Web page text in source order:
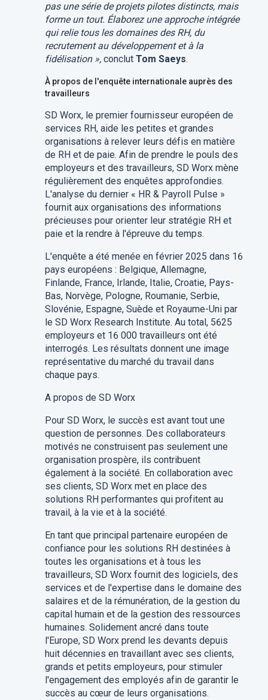
pas une série de projets pilotes distincts, mais
forme un tout. Élaborez une approche intégrée
qui relie tous les domaines des RH, du
recrutement au développement et à la
fidélisation », conclut Tom Saeys.
À propos de l'enquête internationale auprès des
travailleurs
SD Worx, le premier fournisseur européen de
services RH, aide les petites et grandes
organisations à relever leurs défis en matière
de RH et de paie. Afin de prendre le pouls des
employeurs et des travailleurs, SD Worx mène
régulièrement des enquêtes approfondies.
L'analyse du dernier « HR & Payroll Pulse »
fournit aux organisations des informations
précieuses pour orienter leur stratégie RH et
paie et la rendre à l'épreuve du temps.
L'enquête a été menée en février 2025 dans 16
pays européens : Belgique, Allemagne,
Finlande, France, Irlande, Italie, Croatie, Pays-
Bas, Norvège, Pologne, Roumanie, Serbie,
Slovénie, Espagne, Suède et Royaume-Uni par
le SD Worx Research Institute. Au total, 5625
employeurs et 16 000 travailleurs ont été
interrogés. Les résultats donnent une image
représentative du marché du travail dans
chaque pays.
A propos de SD Worx
Pour SD Worx, le succès est avant tout une
question de personnes. Des collaborateurs
motivés ne construisent pas seulement une
organisation prospère, ils contribuent
également à la société. En collaboration avec
ses clients, SD Worx met en place des
solutions RH performantes qui profitent au
travail, à la vie et à la société.
En tant que principal partenaire européen de
confiance pour les solutions RH destinées à
toutes les organisations et à tous les
travailleurs, SD Worx fournit des logiciels, des
services et de l'expertise dans le domaine des
salaires et de la rémunération, de la gestion du
capital humain et de la gestion des ressources
humaines. Solidement ancré dans toute
l'Europe, SD Worx prend les devants depuis
huit décennies en travaillant avec ses clients,
grands et petits employeurs, pour stimuler
l'engagement des employés afin de garantir le
succès au cœur de leurs organisations.